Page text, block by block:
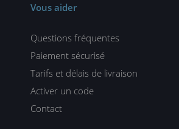
Vous aider
Questions fréquentes
Paiement sécurisé
Tarifs et délais de livraison
Activer un code
Contact